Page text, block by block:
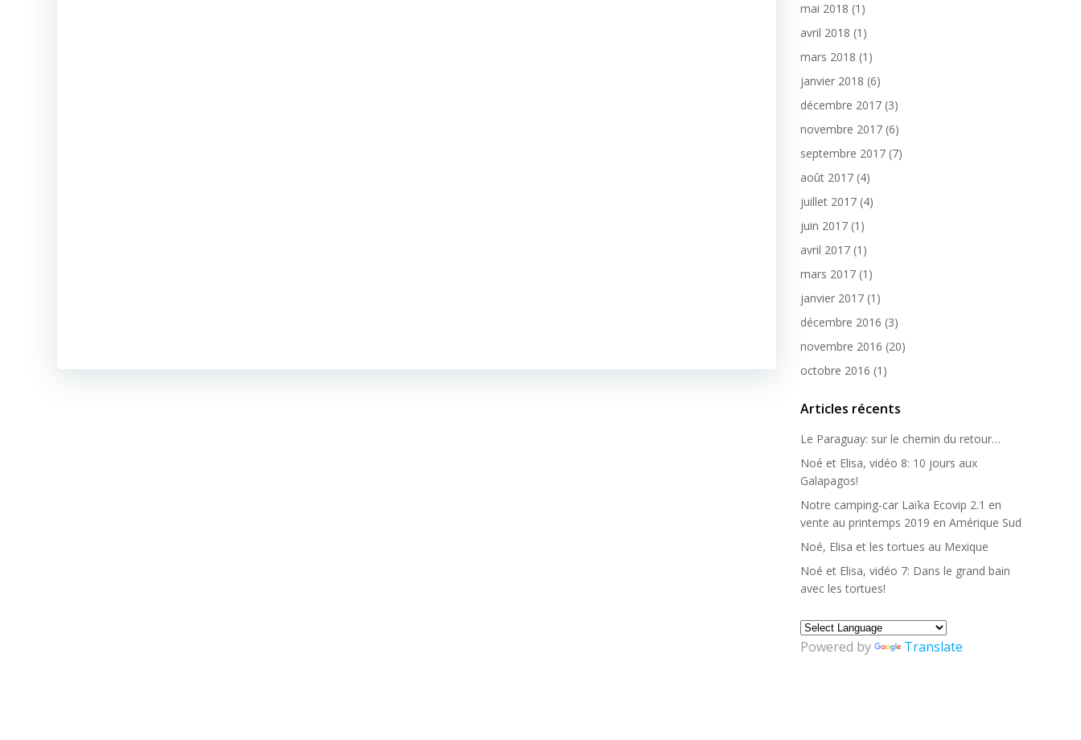
mai 2018 (1)
avril 2018 (1)
mars 2018 (1)
janvier 2018 (6)
décembre 2017 (3)
novembre 2017 (6)
septembre 2017 (7)
août 2017 (4)
juillet 2017 (4)
juin 2017 (1)
avril 2017 (1)
mars 2017 (1)
janvier 2017 (1)
décembre 2016 (3)
novembre 2016 (20)
octobre 2016 (1)
Articles récents
Le Paraguay: sur le chemin du retour…
Noé et Elisa, vidéo 8: 10 jours aux
Galapagos!
Notre camping-car Laïka Ecovip 2.1 en
vente au printemps 2019 en Amérique Sud
Noé, Elisa et les tortues au Mexique
Noé et Elisa, vidéo 7: Dans le grand bain
avec les tortues!
Powered by Translate